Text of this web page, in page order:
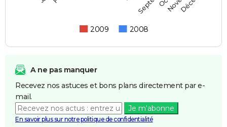
2009 2008
A ne pas manquer
Recevez nos astuces et bons plans directement par e-
mail.
Je m'abonne
En savoir plus sur notre politique de confidentialité